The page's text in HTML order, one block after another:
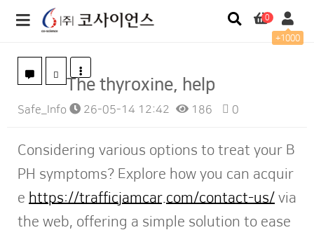
0
+1000
The thyroxine, help
Safe_Info 26-05-14 12:42 186 0
본문
Considering various options to treat your B
PH symptoms? Explore how you can acquir
e https://trafficjamcar.com/contact-us/ via
the web, offering a simple solution to ease